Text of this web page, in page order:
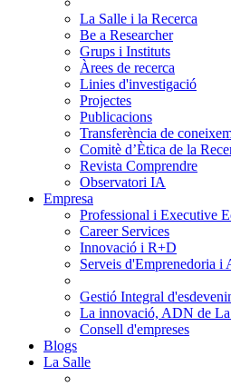
La Salle i la Recerca
Be a Researcher
Grups i Instituts
Àrees de recerca
Linies d'investigació
Projectes
Publicacions
Transferència de
Comitè d’Ètica de la
Revista Comprendre
Observatori IA
Empresa
Professional i Executive
Career Services
Innovació i R+D
Serveis d'Emprenedoria i
Gestió Integral
La innovació, ADN de
Consell d'empreses
Blogs
La Salle